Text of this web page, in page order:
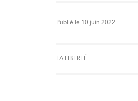
Publié le 10 juin 2022
LA LIBERTÉ